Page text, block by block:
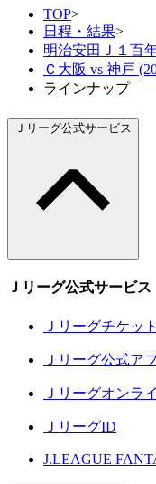
TOP>
日程・結果>
明治安田Ｊ１百
Ｃ大阪 vs 神戸
ラインナップ
Ｊリーグ公式サービス
Ｊリーグ公式サービス
Ｊリーグチケット
Ｊリーグ公式ア
Ｊリーグオンラ
ＪリーグID
J.LEAGUE